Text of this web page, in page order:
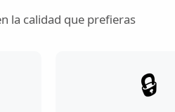
la calidad que prefieras
🔒